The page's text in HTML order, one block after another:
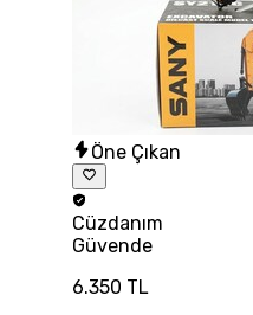
Öne Çıkan
Cüzdanım
Güvende
6.350 TL